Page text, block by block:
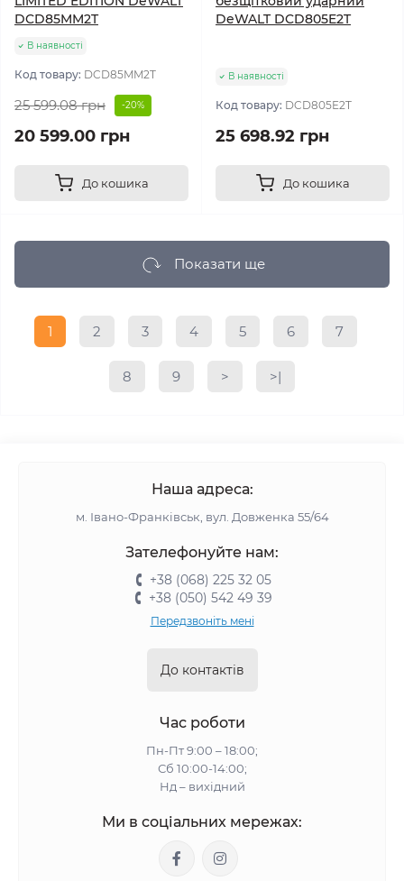
DCD85MM2T
В наявності
Код товару: DCD85MM2T
25 599.08 грн -20%
20 599.00 грн
До кошика
DeWALT DCD805E2T
В наявності
Код товару: DCD805E2T
25 698.92 грн
До кошика
Показати ще
1 2 3 4 5 6 7
8 9 > >|
Наша адреса:
м. Івано-Франківськ, вул. Довженка 55/64
Зателефонуйте нам:
+38 (068) 225 32 05
+38 (050) 542 49 39
Передзвоніть мені
До контактів
Час роботи
Пн-Пт 9:00 – 18:00;
Сб 10:00-14:00;
Нд – вихідний
Ми в соціальних мережах: